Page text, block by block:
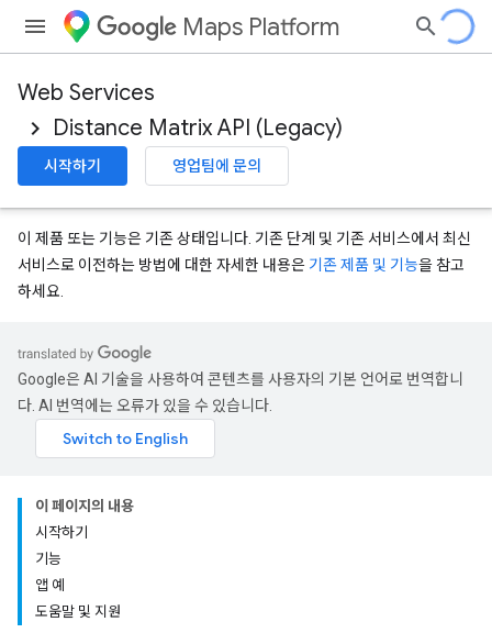
Maps Platform
Web Services
Distance Matrix API (Legacy)
시작하기 영업팀에 문의
이 제품 또는 기능은 기존 상태입니다. 기존 단계 및 기존 서비스에서 최신
서비스로 이전하는 방법에 대한 자세한 내용은 기존 제품 및 기능을 참고
하세요.
Google은 AI 기술을 사용하여 콘텐츠를 사용자의 기본 언어로 번역합니
다. AI 번역에는 오류가 있을 수 있습니다.
이 페이지의 내용
시작하기
기능
앱 예
도움말 및 지원